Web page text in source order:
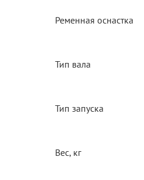
Ременная оснастка
Тип вала
Тип запуска
Вес, кг